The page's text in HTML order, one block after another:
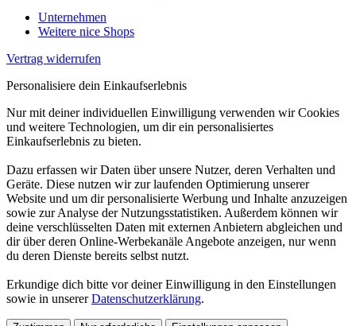
Unternehmen
Weitere nice Shops
Vertrag widerrufen
Personalisiere dein Einkaufserlebnis
Nur mit deiner individuellen Einwilligung verwenden wir Cookies
und weitere Technologien, um dir ein personalisiertes
Einkaufserlebnis zu bieten.
Dazu erfassen wir Daten über unsere Nutzer, deren Verhalten und
Geräte. Diese nutzen wir zur laufenden Optimierung unserer
Website und um dir personalisierte Werbung und Inhalte anzuzeigen
sowie zur Analyse der Nutzungsstatistiken. Außerdem können wir
deine verschlüsselten Daten mit externen Anbietern abgleichen und
dir über deren Online-Werbekanäle Angebote anzeigen, nur wenn
du deren Dienste bereits selbst nutzt.
Erkundige dich bitte vor deiner Einwilligung in den Einstellungen
sowie in unsererDatenschutzerklärung.